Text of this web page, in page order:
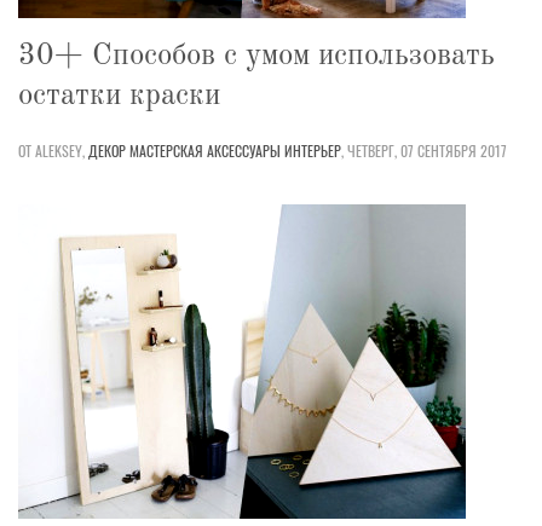
30+ Способов с умом использовать
остатки краски
ОТ ALEKSEY, ДЕКОРМАСТЕРСКАЯ АКСЕССУАРЫ ИНТЕРЬЕР,ЧЕТВЕРГ, 07 СЕНТЯБРЯ 2017